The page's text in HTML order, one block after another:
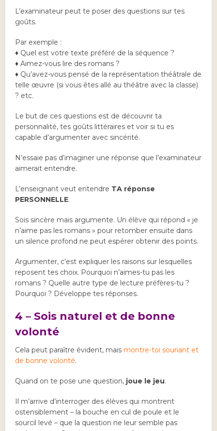
L’examinateur peut te poser des questions sur tes
goûts.
Par exemple :
♦ Quel est votre texte préféré de la séquence ?
♦ Aimez-vous lire des romans ?
♦ Qu’avez-vous pensé de la représentation théâtrale de
telle œuvre (si vous êtes allé au théâtre avec la classe)
? etc.
Le but de ces questions est de découvrir ta
personnalité, tes goûts littéraires et voir si tu es
capable d’argumenter avec sincérité.
N’essaie pas d’imaginer une réponse que l’examinateur
aimerait entendre.
L’enseignant veut entendre TA réponse
PERSONNELLE.
Sois sincère mais argumente. Un élève qui répond « je
n’aime pas les romans » pour retomber ensuite dans
un silence profond ne peut espérer obtenir des points.
Argumenter, c’est expliquer les raisons sur lesquelles
reposent tes choix. Pourquoi n’aimes-tu pas les
romans ? Quelle autre type de lecture préfères-tu ?
Pourquoi ? Développe tes réponses.
4 – Sois naturel et de bonne
volonté
Cela peut paraître évident, maismontre-toi souriant et
de bonne volonté.
Quand on te pose une question, joue le jeu.
Il m’arrive d’interroger des élèves qui montrent
ostensiblement – la bouche en cul de poule et le
sourcil levé – que la question ne leur semble pas